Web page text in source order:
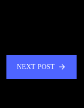
NEXT POST